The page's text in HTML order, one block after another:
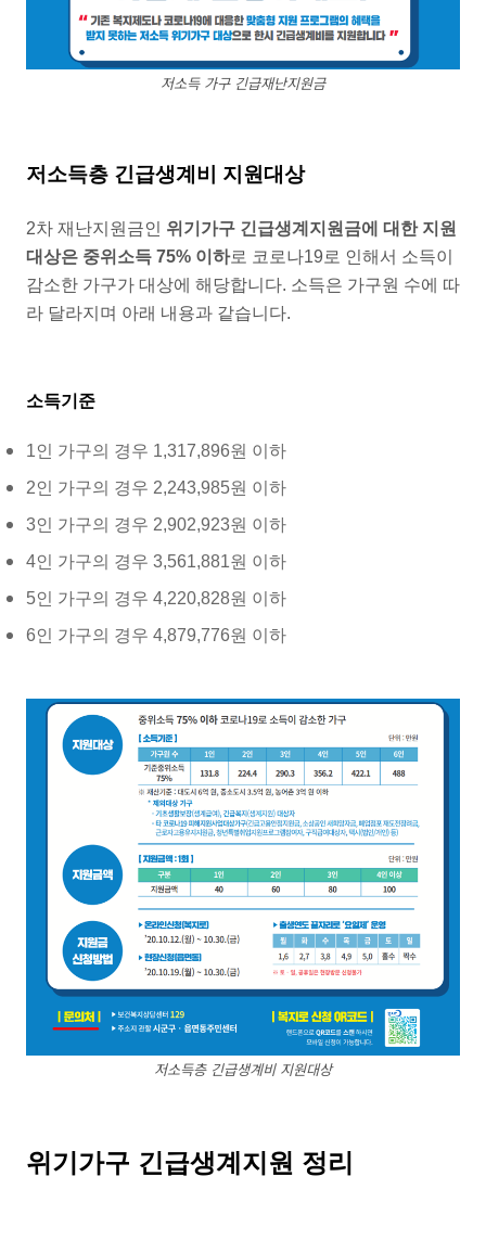
저소득 가구 긴급재난지원금
저소득층 긴급생계비 지원대상
2차 재난지원금인 위기가구 긴급생계지원금에 대한 지원
대상은 중위소득 75% 이하로 코로나19로 인해서 소득이
감소한 가구가 대상에 해당합니다. 소득은 가구원 수에 따
라 달라지며 아래 내용과 같습니다.
소득기준
1인 가구의 경우 1,317,896원 이하
2인 가구의 경우 2,243,985원 이하
3인 가구의 경우 2,902,923원 이하
4인 가구의 경우 3,561,881원 이하
5인 가구의 경우 4,220,828원 이하
6인 가구의 경우 4,879,776원 이하
저소득층 긴급생계비 지원대상
위기가구 긴급생계지원 정리